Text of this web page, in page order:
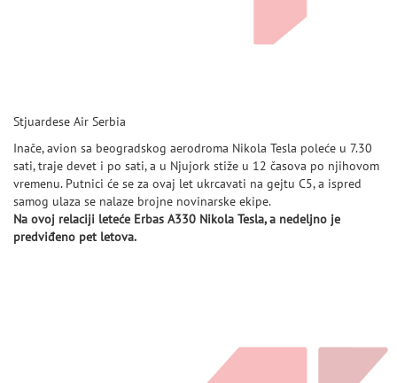
Stjuardese Air Serbia
Inače, avion sa beogradskog aerodroma Nikola Tesla poleće u 7.30
sati, traje devet i po sati, a u Njujork stiže u 12 časova po njihovom
vremenu. Putnici će se za ovaj let ukrcavati na gejtu C5, a ispred
samog ulaza se nalaze brojne novinarske ekipe.
Na ovoj relaciji leteće Erbas A330 Nikola Tesla, a nedeljno je
predviđeno pet letova.